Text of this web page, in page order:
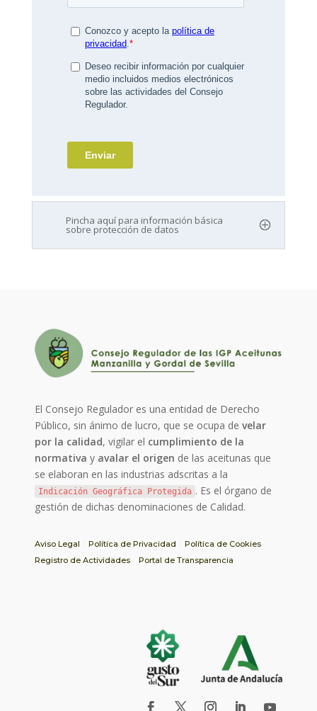
Pincha aquí para información básica
sobre protección de datos
El Consejo Regulador es una entidad de Derecho
Público, sin ánimo de lucro, que se ocupa develar
por la calidad, vigilar el cumplimiento de la
normativa y avalar el origen de las aceitunas que
se elaboran en las industrias adscritas a la
Indicación Geográfica Protegida . Es el órgano de
gestión de dichas denominaciones de Calidad.
Aviso Legal Política de Privacidad
Política de Cookies
Registro de Actividades
Portal de Transparencia